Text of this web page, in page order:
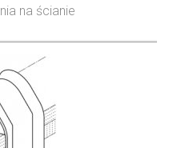
na ścianie